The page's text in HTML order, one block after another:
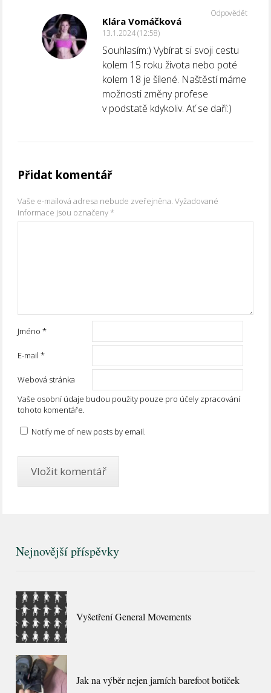
Klára Vomáčková
13.1.2024 (12:58)
Souhlasím:) Vybírat si svoji cestu
kolem 15 roku života nebo poté
kolem 18 je šílené. Naštěstí máme
možnosti změny profese
v podstatě kdykoliv. Ať se daří:)
Odpovědět
Přidat komentář
Vaše e-mailová adresa nebude zveřejněna. Vyžadované
informace jsou označeny*
Jméno*
E-mail*
Webová stránka
Vaše osobní údaje budou použity pouze pro účely zpracování
tohoto komentáře.
Notify me of new posts by email.
Nejnovější příspěvky
Vyšetření General Movements
Jak na výběr nejen jarních barefoot botiček